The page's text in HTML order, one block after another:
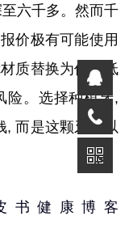
六千多。然而千
价极有可能使用
质替换为价格低
险。选择种植牙,
, 而是这颗牙可以
书健康博客